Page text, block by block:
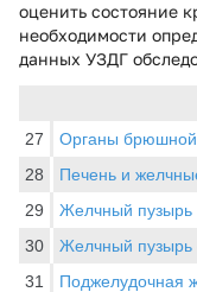
оценить состояние
необходимости
данных УЗДГ
27
Органы брюшной
28
Печень и
29
Желчный пузырь
30
Желчный пузырь
31
Поджелудочная